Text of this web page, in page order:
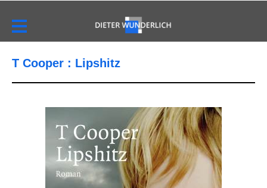
T Cooper : Lipshitz